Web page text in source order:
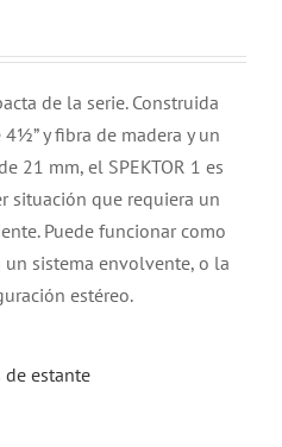
de la serie. Construida
y fibra de madera y un
21 mm, el SPEKTOR 1 es
situación que requiera un
Puede funcionar como
sistema envolvente, o la
estéreo.
de estante